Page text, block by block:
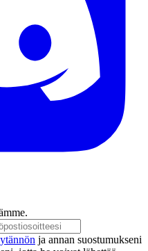
ja annan suostumukseni